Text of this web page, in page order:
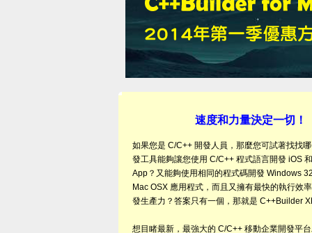
速度和力量決定一切！
如果您是 C/C++ 開發人員，那麼您可試著找找哪
發工具能夠讓您使用 C/C++ 程式語言開發 iOS
App？又能夠使用相同的程式碼開發 Windows
Mac OSX 應用程式，而且又擁有最快的執行效
發生產力？答案只有一個，那就是 C++Builder
想目睹最新，最強大的 C/C++ 移動企業開發平